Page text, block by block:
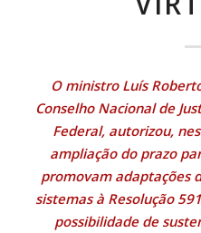
O ministro Luís
Conselho Nacional de
Federal, autorizou,
ampliação do prazo
promovam adaptações
sistemas à Resolução
possibilidade de